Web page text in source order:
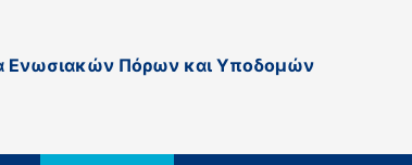
Ενωσιακών Πόρων και Υποδομών